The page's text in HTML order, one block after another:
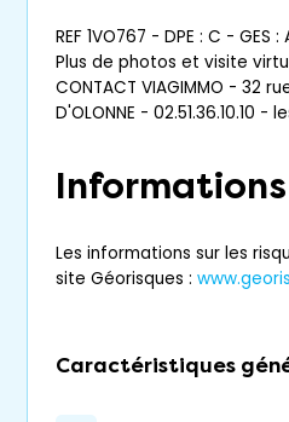
REF 1VO767 - DPE : C - GES :
Plus de photos et visite
CONTACT VIAGIMMO - 32
D'OLONNE - 02.51.36.10.10
Les informations sur les
site Géorisques :
Caractéristiques